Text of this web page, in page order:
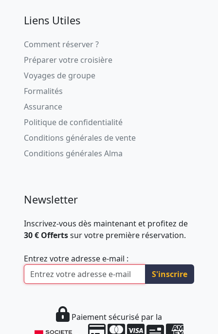
Liens Utiles
Comment réserver ?
Préparer votre croisière
Voyages de groupe
Formalités
Assurance
Politique de confidentialité
Conditions générales de vente
Conditions générales Alma
Newsletter
Inscrivez-vous dès maintenant et profitez de
30 € Offertssur votre première réservation.
Entrez votre adresse e-mail :
S'inscrire
Paiement sécurisé par la